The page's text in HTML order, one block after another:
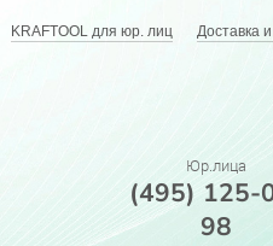
KRAFTOOL для юр. лиц Доставка
Юр.лица
(495) 125-
98